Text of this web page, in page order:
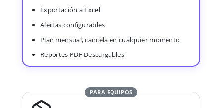
Exportación a Excel
Alertas configurables
Plan mensual, cancela en cualquier momento
Reportes PDF Descargables
PARA EQUIPOS